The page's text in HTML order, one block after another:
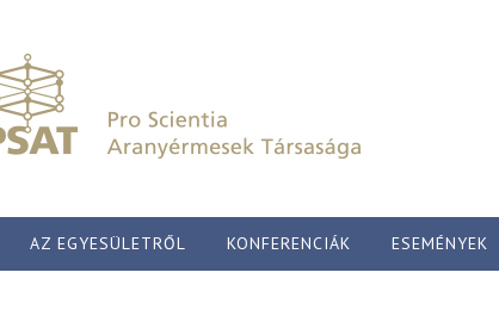
AZ EGYESÜLETRŐL KONFERENCIÁK ESEMÉNYEK